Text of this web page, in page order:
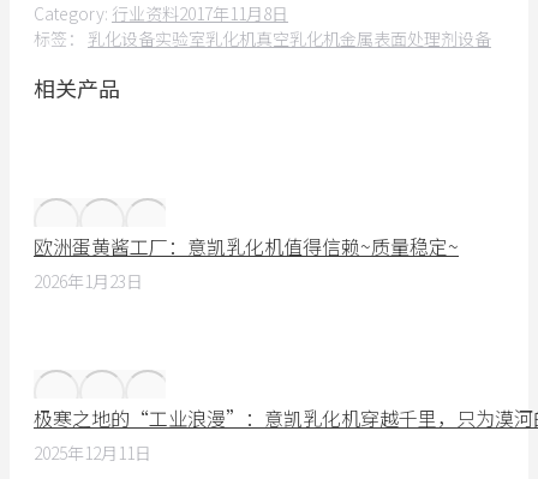
Category: 行业资料2017年11月8日
标签： 乳化设备实验室乳化机真空乳化机金属表面处理剂设备
相关产品
欧洲蛋黄酱工厂：意凯乳化机值得信赖~质量稳定~
2026年1月23日
极寒之地的“工业浪漫”：意凯乳化机穿越千里，只为漠河
2025年12月11日